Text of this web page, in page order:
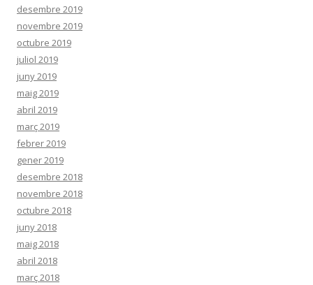
desembre 2019
novembre 2019
octubre 2019
juliol 2019
juny 2019
maig 2019
abril 2019
març 2019
febrer 2019
gener 2019
desembre 2018
novembre 2018
octubre 2018
juny 2018
maig 2018
abril 2018
març 2018